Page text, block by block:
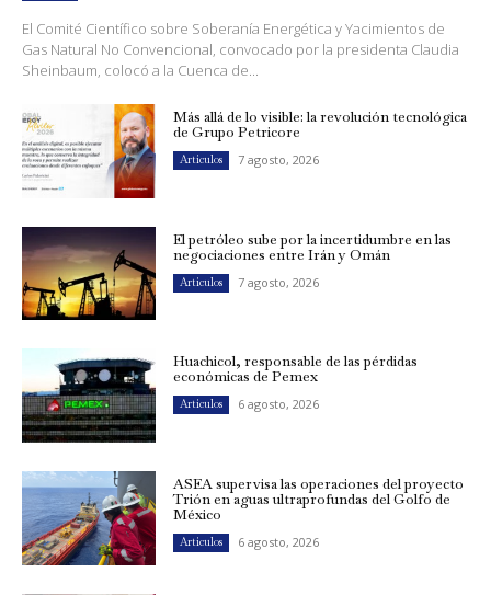
El Comité Científico sobre Soberanía Energética y Yacimientos de
Gas Natural No Convencional, convocado por la presidenta Claudia
Sheinbaum, colocó a la Cuenca de...
Más allá de lo visible: la revolución tecnológica
de Grupo Petricore
Artículos 7 agosto, 2026
El petróleo sube por la incertidumbre en las
negociaciones entre Irán y Omán
Artículos 7 agosto, 2026
Huachicol, responsable de las pérdidas
económicas de Pemex
Artículos 6 agosto, 2026
ASEA supervisa las operaciones del proyecto
Trión en aguas ultraprofundas del Golfo de
México
Artículos 6 agosto, 2026